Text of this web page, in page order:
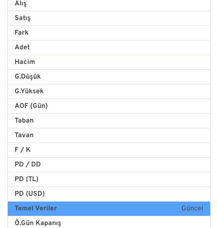
Alış
Satış
Fark
Adet
Hacim
G.Düşük
G.Yüksek
AOF (Gün)
Taban
Tavan
F / K
PD / DD
PD (TL)
PD (USD)
Temel Veriler
Güncel
Ö.Gün Kapanış